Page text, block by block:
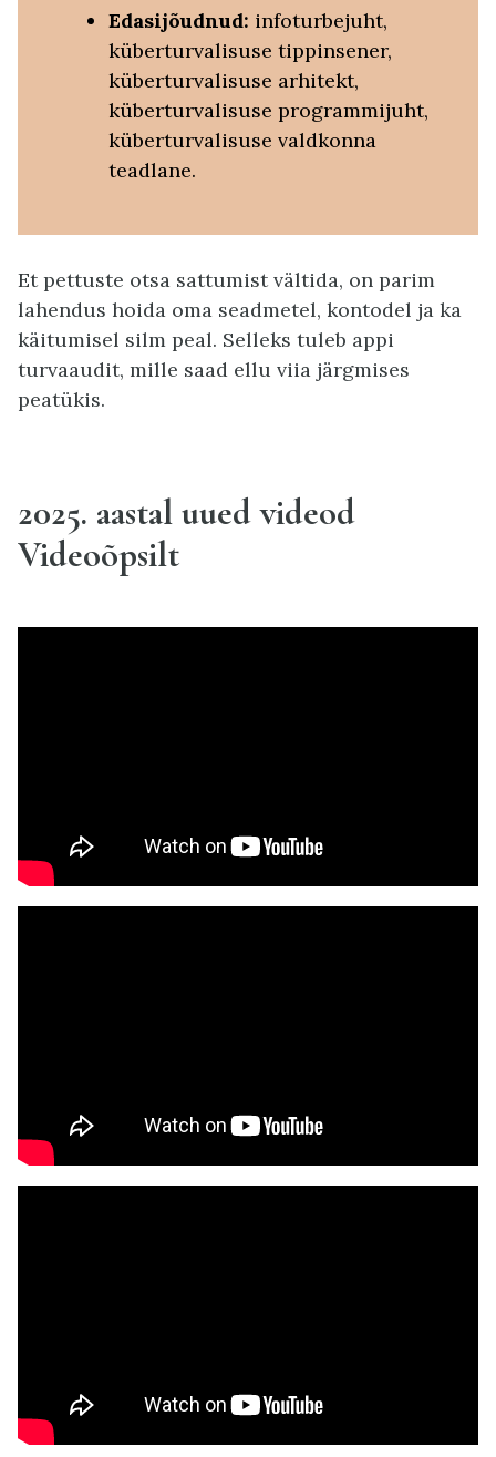
Edasijõudnud: infoturbejuht,
küberturvalisuse tippinsener,
küberturvalisuse arhitekt,
küberturvalisuse programmijuht,
küberturvalisuse valdkonna
teadlane.
Et pettuste otsa sattumist vältida, on parim
lahendus hoida oma seadmetel, kontodel ja ka
käitumisel silm peal. Selleks tuleb appi
turvaaudit, mille saad ellu viia järgmises
peatükis.
2025. aastal uued videod
Videoõpsilt